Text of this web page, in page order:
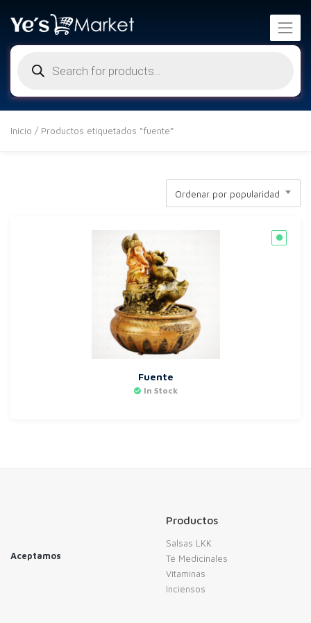
productos
Inicio / Productos etiquetados “fuente”
Ordenar por popularidad
Fuente
In Stock
Aceptamos
Productos
Salsas LKK
Té Medicinales
Vitaminas
Inciensos